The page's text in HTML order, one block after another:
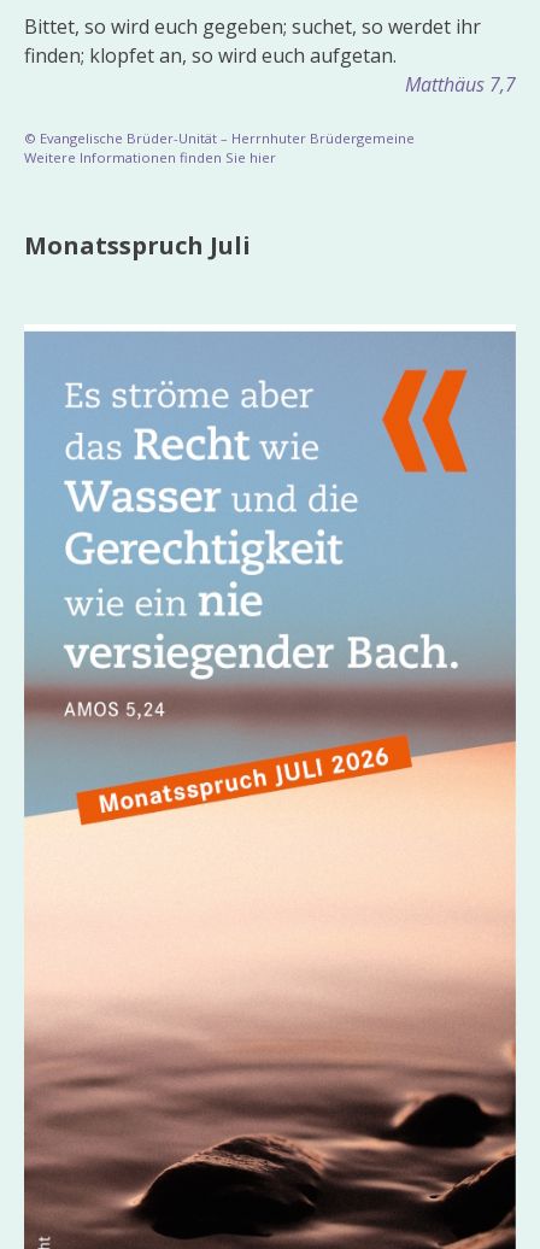
Bittet, so wird euch gegeben; suchet, so werdet ihr
finden; klopfet an, so wird euch aufgetan.
Matthäus 7,7
© Evangelische Brüder-Unität – Herrnhuter Brüdergemeine
Weitere Informationen finden Sie hier
Monatsspruch Juli